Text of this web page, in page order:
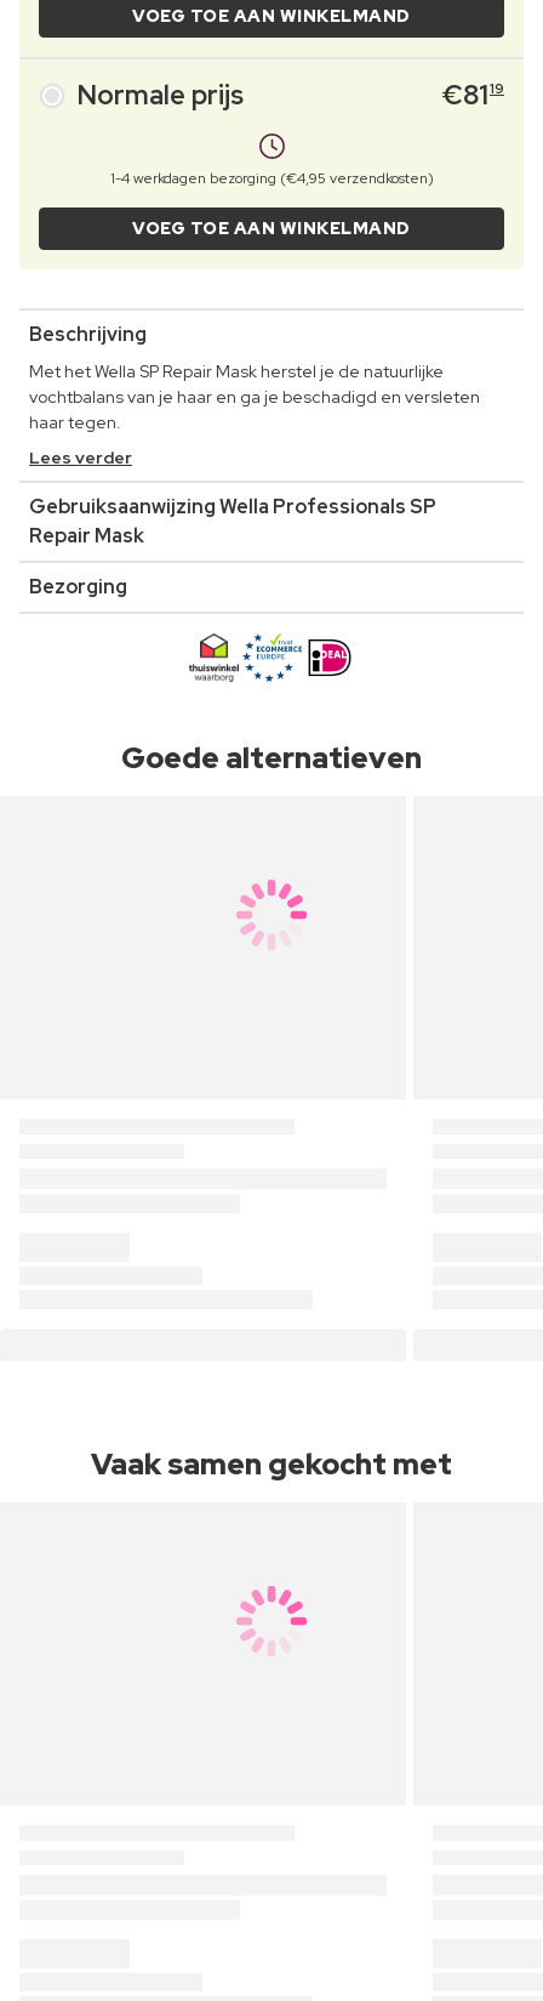
VOEG TOE AAN WINKELMAND
Normale prijs €8119
1-4 werkdagen bezorging (€4,95 verzendkosten)
VOEG TOE AAN WINKELMAND
Beschrijving
Met het Wella SP Repair Mask herstel je de natuurlijke
vochtbalans van je haar en ga je beschadigd en versleten
haar tegen.
Lees verder
Gebruiksaanwijzing Wella Professionals SP
Repair Mask
Bezorging
Goede alternatieven
Vaak samen gekocht met